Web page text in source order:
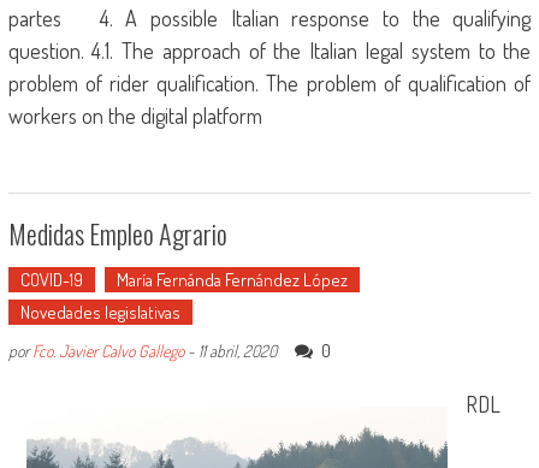
partes 4. A possible Italian response to the qualifying
question. 4.1. The approach of the Italian legal system to the
problem of rider qualification. The problem of qualification of
workers on the digital platform
Medidas Empleo Agrario
COVID-19
María Fernánda Fernández López
Novedades legislativas
porFco. Javier Calvo Gallego- 11 abril, 2020 0
RDL